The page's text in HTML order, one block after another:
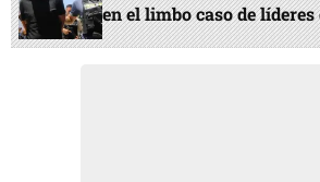
en el limbo caso de